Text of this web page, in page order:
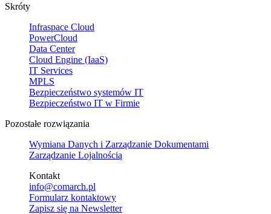
Skróty
Infraspace Cloud
PowerCloud
Data Center
Cloud Engine (IaaS)
IT Services
MPLS
Bezpieczeństwo systemów IT
Bezpieczeństwo IT w Firmie
Pozostałe rozwiązania
Wymiana Danych i Zarządzanie Dokumentami
Zarządzanie Lojalnością
Kontakt
info@comarch.pl
Formularz kontaktowy
Zapisz się na Newsletter